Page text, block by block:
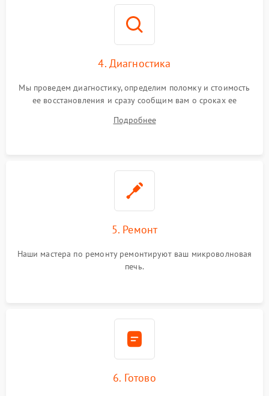
4. Диагностика
Мы проведем диагностику, определим поломку и стоимость
ее восстановления и сразу сообщим вам о сроках ее
Подробнее
5. Ремонт
Наши мастера по ремонту ремонтируют ваш микроволновая
печь.
6. Готово